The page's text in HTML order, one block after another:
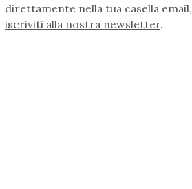
direttamente nella tua casella email,
iscriviti alla nostra newsletter.